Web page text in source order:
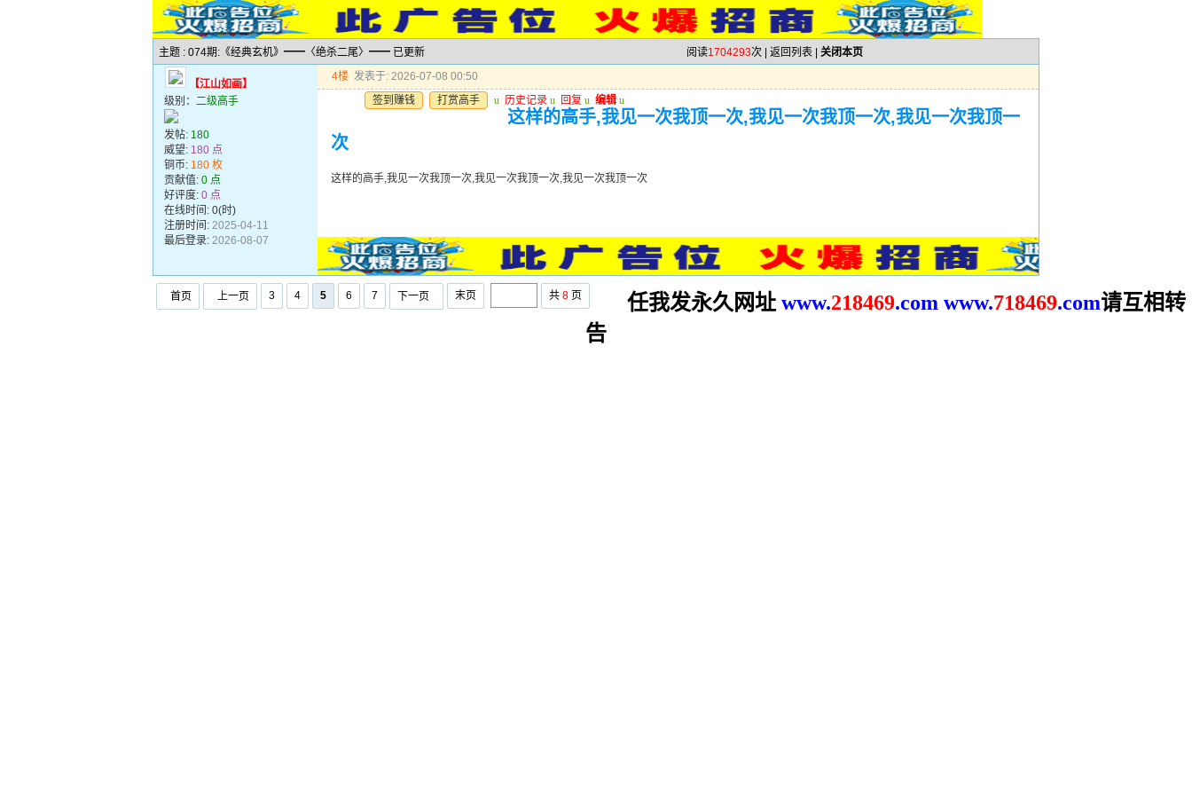
主题 : 074期:《经典玄机》━━〈绝杀二尾〉━━ 已更新 阅读1704293次 | 返回列表 关闭本页
【江山如画】
级别： 二级高手
发帖: 180
威望: 180 点
铜币: 180 枚
贡献值: 0 点
好评度: 0 点
在线时间: 0(时)
注册时间: 2025-04-11
最后登录: 2026-08-07
4楼 发表于: 2026-07-08 00:50
签到赚钱
打赏高手 u 历史记录 u 回复 u 编辑 u
这样的高手,我见一次我顶一次,我见一次我顶一次,我见一次我顶一
次
这样的高手,我见一次我顶一次,我见一次我顶一次,我见一次我顶一次
首页 上一页 3 4 5 6 7 下一页 末页 共 8 页 任我发永久网址 www.218469.com www.718469.com请互相转
告